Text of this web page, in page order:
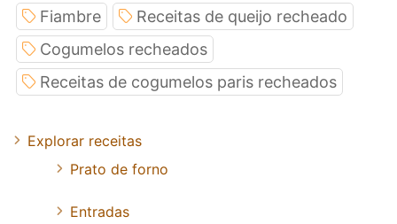
Fiambre
Receitas de queijo recheado
Cogumelos recheados
Receitas de cogumelos paris recheados
Explorar receitas
Prato de forno
Entradas